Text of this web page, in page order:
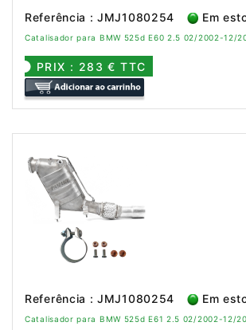
Referência : JMJ1080254 Em
Catalisador para BMW 525d E60 2.5 02/2002-12/
PRIX : 283 € TTC
Referência : JMJ1080254 Em
Catalisador para BMW 525d E61 2.5 02/2002-12/